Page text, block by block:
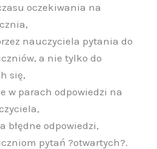
oczekiwania na
nauczyciela pytania do
a nie tylko do
się,
w parach odpowiedzi na
błędne odpowiedzi,
pytań ?otwartych?.